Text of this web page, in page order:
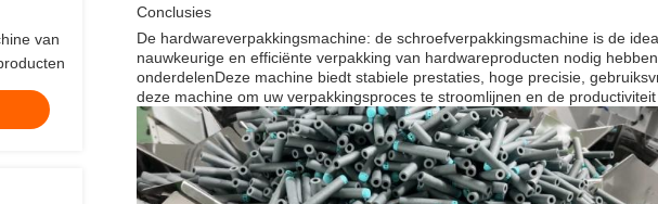
van
Conclusies
De hardwareverpakkingsmachine: de schroefverpakkingsmachine is de
nauwkeurige en efficiënte verpakking van hardwareproducten nodig
onderdelenDeze machine biedt stabiele prestaties, hoge precisie,
deze machine om uw verpakkingsproces te stroomlijnen en de productiviteit